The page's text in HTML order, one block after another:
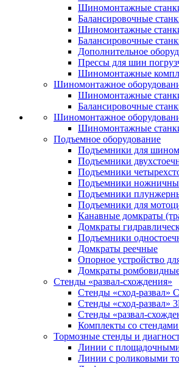
Шиномонтажные
Балансировочные
Шиномонтажные
Балансировочные
Дополнительное
Прессы для шин
Шиномонтажные
Шиномонтажное
Шиномонтажные
Балансировочные
Шиномонтажное
Шиномонтажные
Подъемное оборудование
Подъемники для
Подъемники
Подъемники
Подъемники
Подъемники
Подъемники для
Канавные домкраты
Домкраты
Подъемники
Домкраты реечные
Опорное устройство
Домкраты
Стенды «развал-схождения»
Стенды «сход-развал»
Стенды «сход-развал»
Стенды «развал-
Комплекты со
Тормозные стенды и
Линии с
Линии с роликовыми